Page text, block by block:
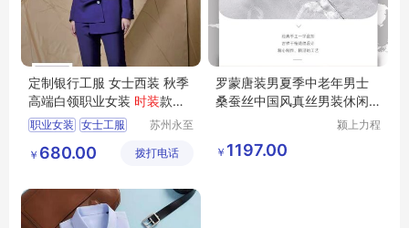
定制银行工服 女士西装 秋季
高端白领职业女装 时装款式
新颖
职业女装 女士工服
夏季工作服
苏州永至
限公司
￥ 680.00 拨打电话
罗蒙唐装男夏季中老年男士
桑蚕丝中国风真丝男装休闲
颍上力程
￥ 1197.00